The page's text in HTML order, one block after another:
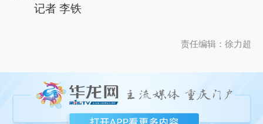
记者 李铁
责任编辑：徐力超